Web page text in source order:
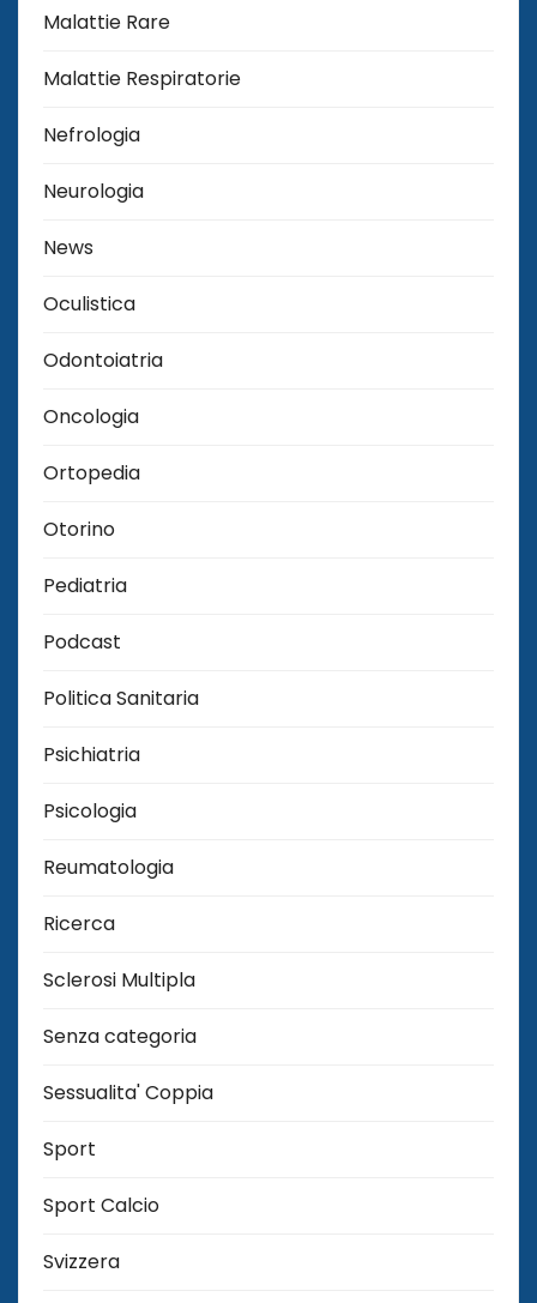
Malattie Rare
Malattie Respiratorie
Nefrologia
Neurologia
News
Oculistica
Odontoiatria
Oncologia
Ortopedia
Otorino
Pediatria
Podcast
Politica Sanitaria
Psichiatria
Psicologia
Reumatologia
Ricerca
Sclerosi Multipla
Senza categoria
Sessualita' Coppia
Sport
Sport Calcio
Svizzera